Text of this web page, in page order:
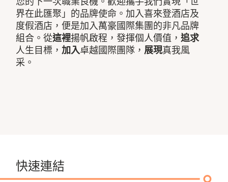
界在此匯聚」的品牌使命。加入喜來登酒店及
度假酒店，便是加入萬豪國際集團的非凡品牌
組合。從這裡揚帆啟程，發揮個人價值，追求
人生目標，加入卓越國際團隊， 展現真我風
采。
快速連結